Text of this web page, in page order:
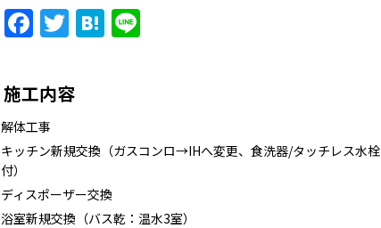
Facebook
TwitterHatena
施工内容
解体工事
キッチン新規交換（ガスコンロ→IHへ変更、食洗器/タッチレス水栓
付）
ディスポーザー交換
浴室新規交換（バス乾：温水3室）